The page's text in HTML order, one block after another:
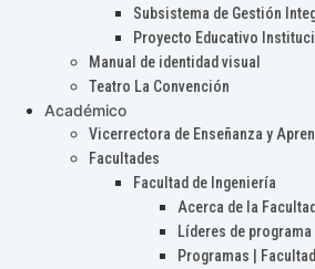
Subsistema de Gestión
Proyecto Educativo
Manual de identidad visual
Teatro La Convención
Académico
Vicerrectora de Enseñanza y
Facultades
Facultad de Ingeniería
Acerca de la Facultad
Líderes de programa
Programas |